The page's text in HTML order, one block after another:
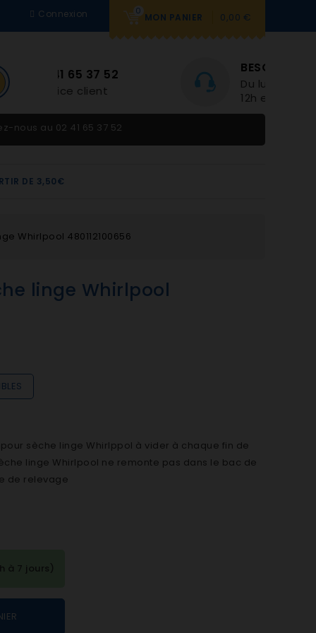
0
MON PANIER 0,00 €
Connexion
Du lundi au vendredi 9h-
nous au 02 41 65 37 52
DE 3,50€
Whirlpool 480112100656
linge Whirlpool
sèche linge Whirlppol à vider à chaque fin de
linge Whirlpool ne remonte pas dans le bac de
de relevage
à 7 jours)